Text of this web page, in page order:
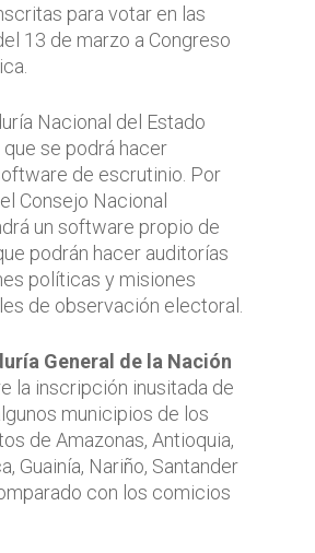
para votar en las
13 de marzo a Congreso
Nacional del Estado
se podrá hacer
de escrutinio. Por
Consejo Nacional
un software propio de
podrán hacer auditorías
políticas y misiones
de observación electoral.
General de la Nación
la inscripción inusitada de
municipios de los
de Amazonas, Antioquia,
Guainía, Nariño, Santander
con los comicios